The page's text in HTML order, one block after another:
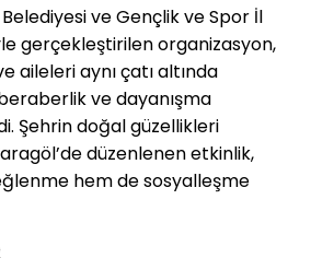
ve Gençlik ve Spor İl
gerçekleştirilen organizasyon,
aileleri aynı çatı altında
ve dayanışma
Şehrin doğal güzellikleri
düzenlenen etkinlik,
hem de sosyalleşme